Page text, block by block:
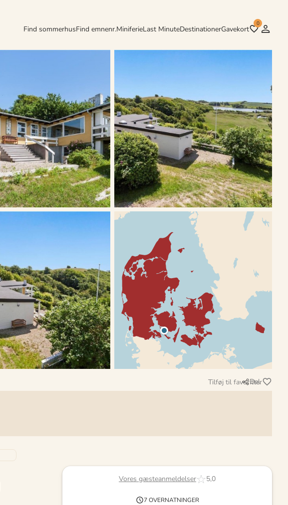
Find sommerhusFind emnenr.MiniferieLast MinuteDestinationerGavekort
0
Tilføj til favoritter
Del
Vores gæsteanmeldelser 5,0
7 OVERNATNINGER